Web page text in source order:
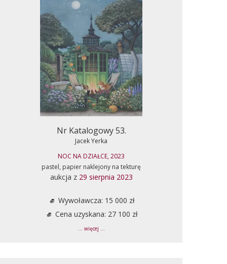
Nr Katalogowy 53.
Jacek Yerka
NOC NA DZIAŁCE, 2023
pastel, papier naklejony na tekturę
aukcja z 29 sierpnia 2023
Wywoławcza: 15 000 zł
Cena uzyskana: 27 100 zł
... więcej ...